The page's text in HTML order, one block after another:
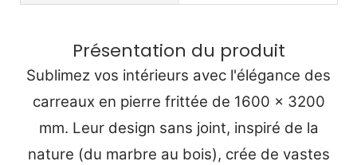
Présentation du produit
Sublimez vos intérieurs avec l'élégance des
carreaux en pierre frittée de 1600 x 3200
mm. Leur design sans joint, inspiré de la
nature (du marbre au bois), crée de vastes